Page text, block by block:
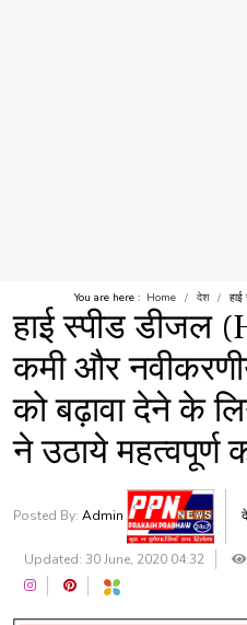
You are here : Home देश
हाई स्पीड डीजल
कमी और
को बढ़ावा देने के
ने उठाये महत्वपूर्ण
Posted By: Admin
Updated: 30 June, 2020 04:32